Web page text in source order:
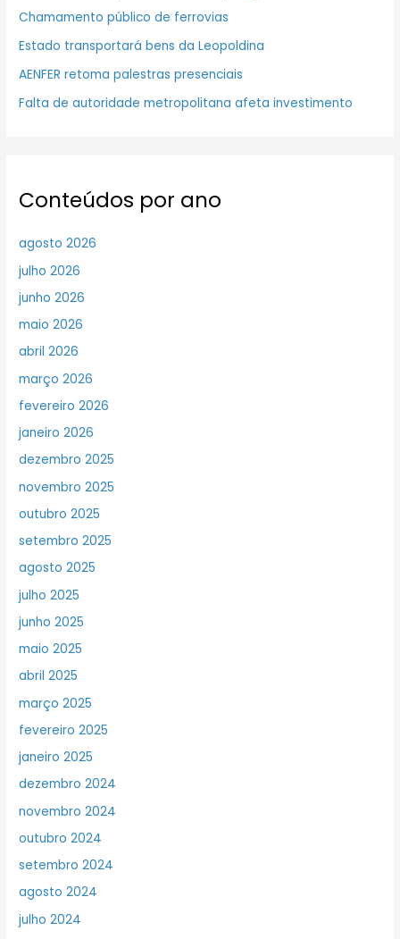
Chamamento público de ferrovias
Estado transportará bens da Leopoldina
AENFER retoma palestras presenciais
Falta de autoridade metropolitana afeta investimento
Conteúdos por ano
agosto 2026
julho 2026
junho 2026
maio 2026
abril 2026
março 2026
fevereiro 2026
janeiro 2026
dezembro 2025
novembro 2025
outubro 2025
setembro 2025
agosto 2025
julho 2025
junho 2025
maio 2025
abril 2025
março 2025
fevereiro 2025
janeiro 2025
dezembro 2024
novembro 2024
outubro 2024
setembro 2024
agosto 2024
julho 2024